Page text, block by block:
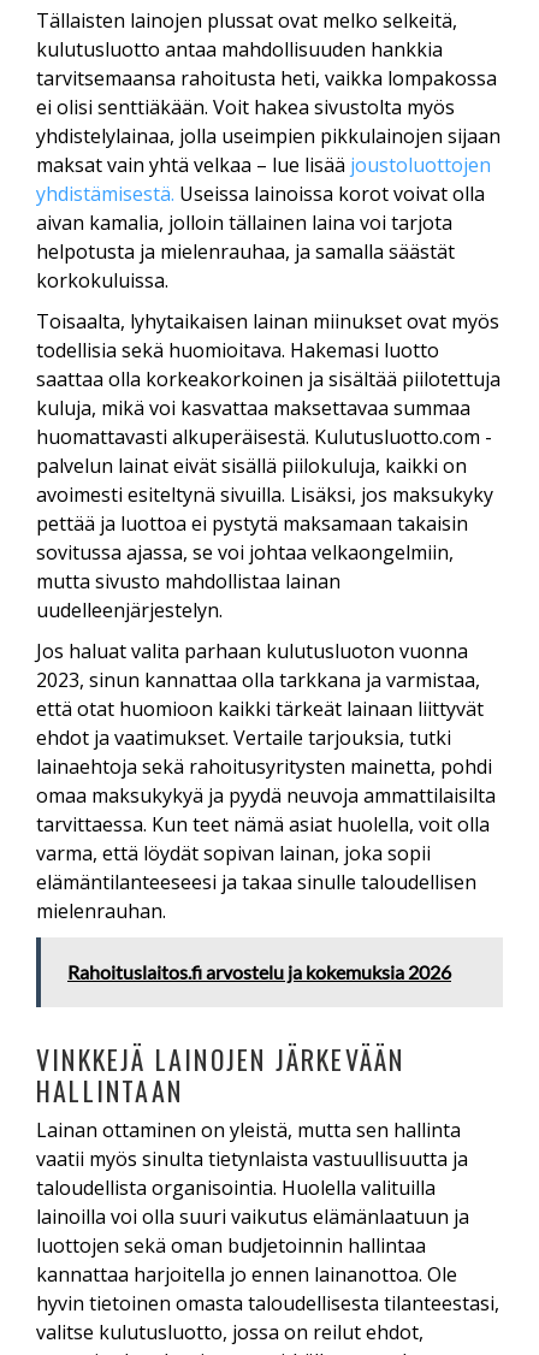
Tällaisten lainojen plussat ovat melko selkeitä,
kulutusluotto antaa mahdollisuuden hankkia
tarvitsemaansa rahoitusta heti, vaikka lompakossa
ei olisi senttiäkään. Voit hakea sivustolta myös
yhdistelylainaa, jolla useimpien pikkulainojen sijaan
maksat vain yhtä velkaa – lue lisää joustoluottojen
yhdistämisestä. Useissa lainoissa korot voivat olla
aivan kamalia, jolloin tällainen laina voi tarjota
helpotusta ja mielenrauhaa, ja samalla säästät
korkokuluissa.
Toisaalta, lyhytaikaisen lainan miinukset ovat myös
todellisia sekä huomioitava. Hakemasi luotto
saattaa olla korkeakorkoinen ja sisältää piilotettuja
kuluja, mikä voi kasvattaa maksettavaa summaa
huomattavasti alkuperäisestä. Kulutusluotto.com -
palvelun lainat eivät sisällä piilokuluja, kaikki on
avoimesti esiteltynä sivuilla. Lisäksi, jos maksukyky
pettää ja luottoa ei pystytä maksamaan takaisin
sovitussa ajassa, se voi johtaa velkaongelmiin,
mutta sivusto mahdollistaa lainan
uudelleenjärjestelyn.
Jos haluat valita parhaan kulutusluoton vuonna
2023, sinun kannattaa olla tarkkana ja varmistaa,
että otat huomioon kaikki tärkeät lainaan liittyvät
ehdot ja vaatimukset. Vertaile tarjouksia, tutki
lainaehtoja sekä rahoitusyritysten mainetta, pohdi
omaa maksukykyä ja pyydä neuvoja ammattilaisilta
tarvittaessa. Kun teet nämä asiat huolella, voit olla
varma, että löydät sopivan lainan, joka sopii
elämäntilanteeseesi ja takaa sinulle taloudellisen
mielenrauhan.
Rahoituslaitos.fi arvostelu ja kokemuksia 2026
VINKKEJÄ LAINOJEN JÄRKEVÄÄN
HALLINTAAN
Lainan ottaminen on yleistä, mutta sen hallinta
vaatii myös sinulta tietynlaista vastuullisuutta ja
taloudellista organisointia. Huolella valituilla
lainoilla voi olla suuri vaikutus elämänlaatuun ja
luottojen sekä oman budjetoinnin hallintaa
kannattaa harjoitella jo ennen lainanottoa. Ole
hyvin tietoinen omasta taloudellisesta tilanteestasi,
valitse kulutusluotto, jossa on reilut ehdot,